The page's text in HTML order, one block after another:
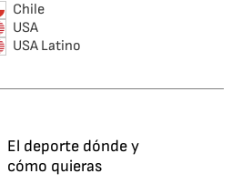
Chile
USA
USA Latino
El deporte dónde y
cómo quieras